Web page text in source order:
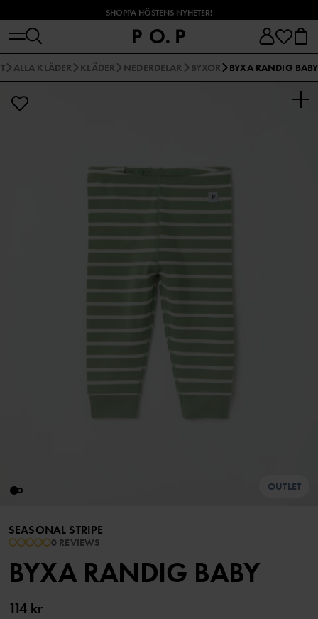
SHOPPA HÖSTENS NYHETER!
ALLA KLÄDER KLÄDER NEDERDELAR BYXOR BYXA RANDIG BABY
OUTLET
SEASONAL STRIPE
0 REVIEWS
BYXA RANDIG BABY
114 kr